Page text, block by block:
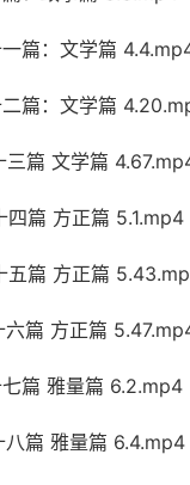
篇：文学篇
二篇：文学篇
三篇 文学篇
四篇 方正篇 5.1.mp4
五篇 方正篇
六篇 方正篇
七篇 雅量篇 6.2.mp4
八篇 雅量篇 6.4.mp4